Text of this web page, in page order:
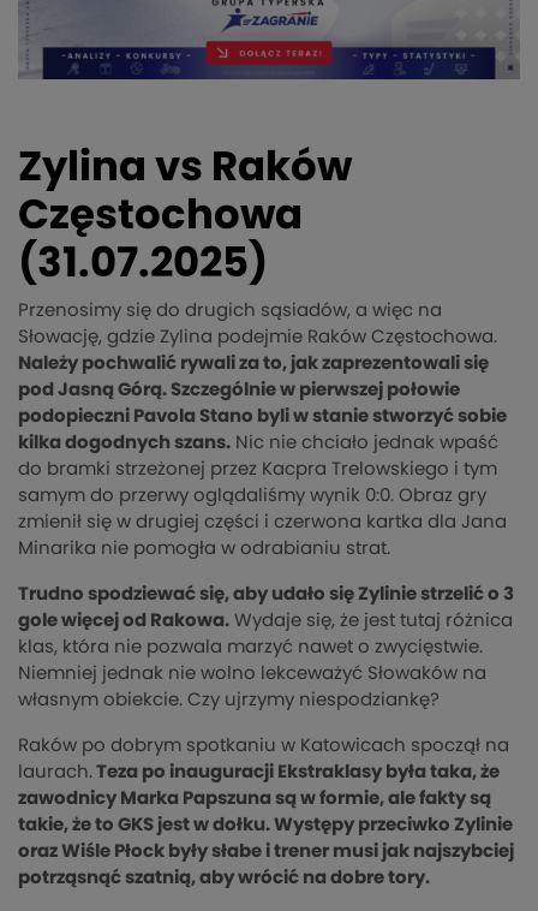
Zylina vs Raków
Częstochowa
(31.07.2025)
Przenosimy się do drugich sąsiadów, a więc na
Słowację, gdzie Zylina podejmie Raków Częstochowa.
Należy pochwalić rywali za to, jak zaprezentowali się
pod Jasną Górą. Szczególnie w pierwszej połowie
podopieczni Pavola Stano byli w stanie stworzyć sobie
kilka dogodnych szans. Nic nie chciało jednak wpaść
do bramki strzeżonej przez Kacpra Trelowskiego i tym
samym do przerwy oglądaliśmy wynik 0:0. Obraz gry
zmienił się w drugiej części i czerwona kartka dla Jana
Minarika nie pomogła w odrabianiu strat.
Trudno spodziewać się, aby udało się Zylinie strzelić o 3
gole więcej od Rakowa. Wydaje się, że jest tutaj różnica
klas, która nie pozwala marzyć nawet o zwycięstwie.
Niemniej jednak nie wolno lekceważyć Słowaków na
własnym obiekcie. Czy ujrzymy niespodziankę?
Raków po dobrym spotkaniu w Katowicach spoczął na
laurach. Teza po inauguracji Ekstraklasy była taka, że
zawodnicy Marka Papszuna są w formie, ale fakty są
takie, że to GKS jest w dołku. Występy przeciwko Zylinie
oraz Wiśle Płock były słabe i trener musi jak najszybciej
potrząsnąć szatnią, aby wrócić na dobre tory.